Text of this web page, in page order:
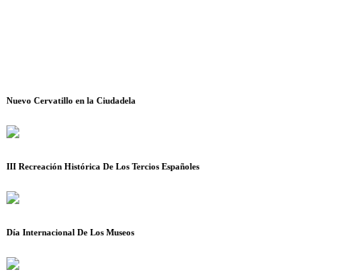
Nuevo Cervatillo en la Ciudadela
III Recreación Histórica De Los Tercios Españoles
Día Internacional De Los Museos